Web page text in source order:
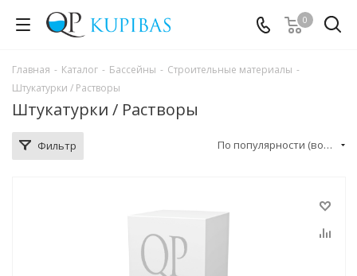
0
Главная - Каталог - Бассейны - Строительные материалы -
Штукатурки / Растворы
Штукатурки / Растворы
Фильтр По популярности (возрастание)